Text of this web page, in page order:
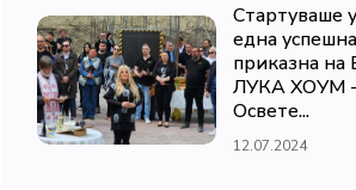
Стартуваше
една успешна
приказна
ЛУКА ХОУМ
Освете...
12.07.2024